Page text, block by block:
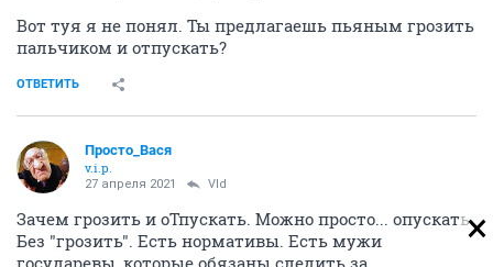
Вот туя я не понял. Ты предлагаешь пьяным грозить
пальчиком и отпускать?
ОТВЕТИТЬ
Просто_Вася
v.i.p.
27 апреля 2021 Vld
Зачем грозить и оТпускать. Можно просто... опускать.
Без "грозить". Есть нормативы. Есть мужи